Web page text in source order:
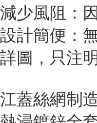
減少風阻：
設計簡便：
詳圖，只注
江蓋絲網制